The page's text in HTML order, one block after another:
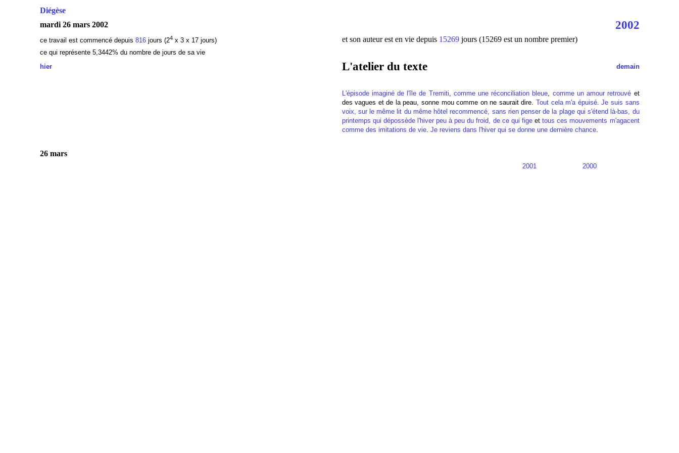
Diégèse
mardi 26 mars 2002
2002
ce travail est commencé depuis 816jours (24x 3 x 17 jours) et son auteur est en vie depuis 15269jours (15269 est un nombre premier)
ce qui représente 5,3442% du nombre de jours de sa vie
hier
L'atelier du texte demain
L'épisode imaginé de l'île de Tremiti, comme une réconciliation bleue, comme un amour retrouvé et
des vagues et de la peau, sonne mou comme on ne saurait dire.Tout cela m'a épuisé.Je suis sans
voix, sur le même lit du même hôtel recommencé, sans rien penser de la plage qui s'étend là-bas, du
printemps qui dépossède l'hiver peu à peu du froid, de ce qui figeettous ces mouvements m'agacent
comme des imitations de vie. Je reviens dans l'hiver qui se donne une dernière chance.
26 mars
2001 2000